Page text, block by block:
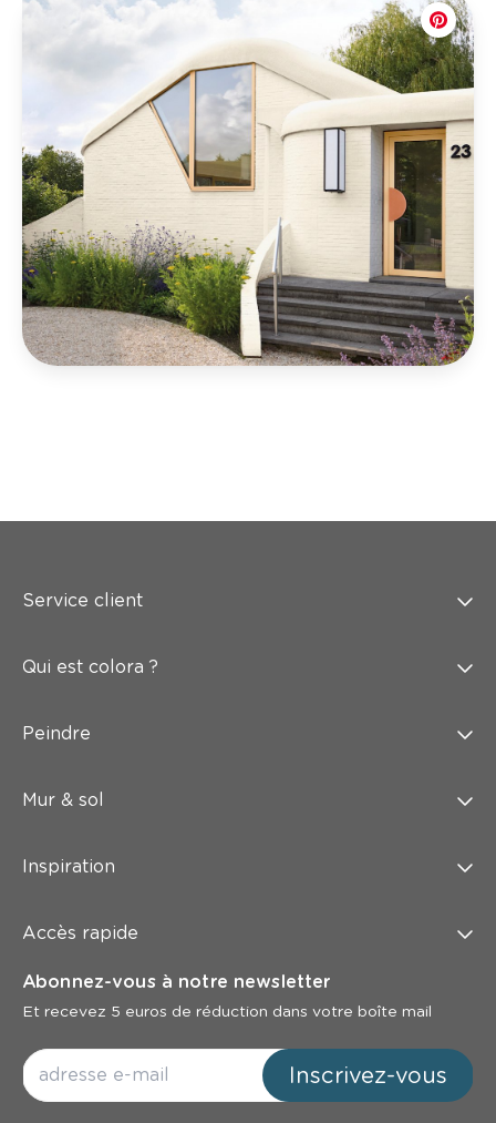
Service client
Qui est colora ?
Peindre
Mur & sol
Inspiration
Accès rapide
Abonnez-vous à notre newsletter
Et recevez 5 euros de réduction dans votre boîte mail
Inscrivez-vous